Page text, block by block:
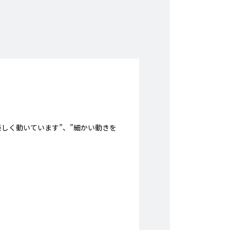
く動いています”、”細かい動きを